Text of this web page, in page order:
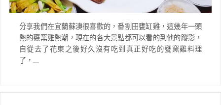
分享我們在宜蘭蘇澳很喜歡的，番割田甕缸雞，這幾年一頭
熱的甕窯雞熱潮，現在的各大景點都可以看的到他的蹤影，
自從去了花東之後好久沒有吃到真正好吃的甕窯雞料理
了，...